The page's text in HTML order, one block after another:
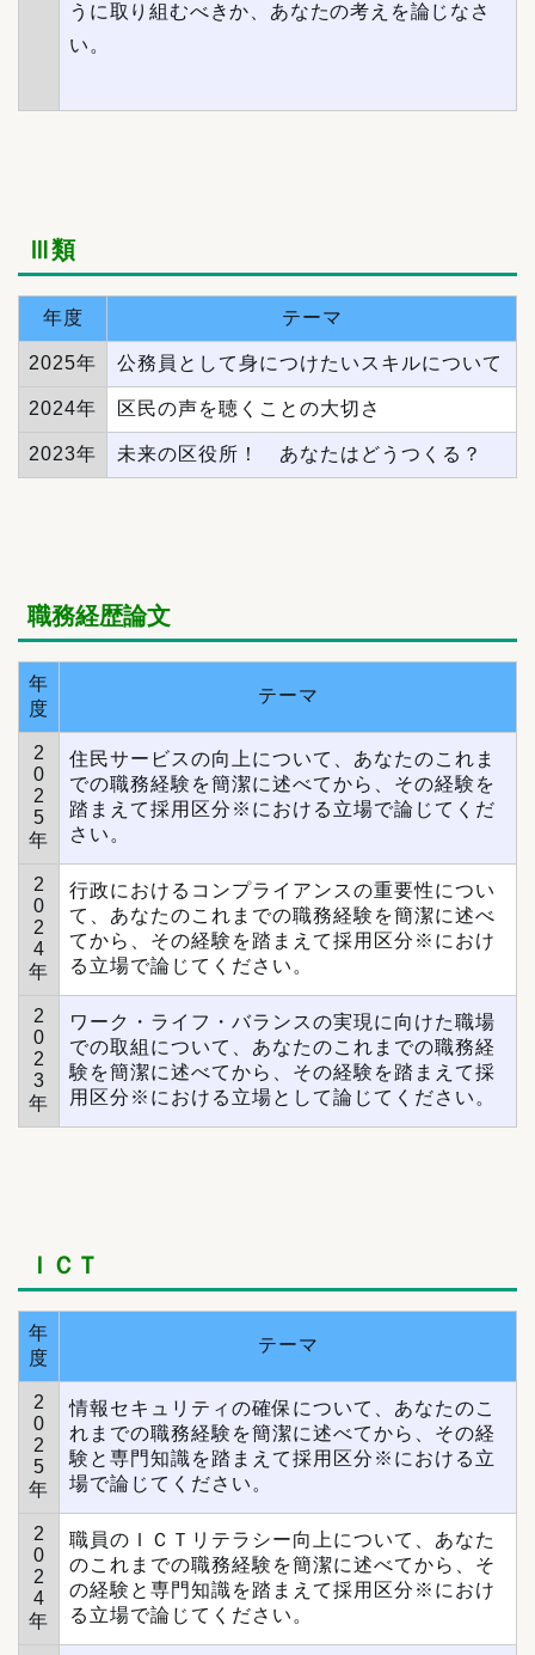
うに取り組むべきか、あなたの考えを論じなさ
い。
Ⅲ類
年度 テーマ
2025年 公務員として身につけたいスキルについて
2024年 区民の声を聴くことの大切さ
2023年 未来の区役所！ あなたはどうつくる？
職務経歴論文
年
度
テーマ
2
0
2
5
年
住民サービスの向上について、あなたのこれま
での職務経験を簡潔に述べてから、その経験を
踏まえて採用区分※における立場で論じてくだ
さい。
2
0
2
4
年
行政におけるコンプライアンスの重要性につい
て、あなたのこれまでの職務経験を簡潔に述べ
てから、その経験を踏まえて採用区分※におけ
る立場で論じてください。
2
0
2
3
年
ワーク・ライフ・バランスの実現に向けた職場
での取組について、あなたのこれまでの職務経
験を簡潔に述べてから、その経験を踏まえて採
用区分※における立場として論じてください。
ＩＣＴ
年
度
テーマ
2
0
2
5
年
情報セキュリティの確保について、あなたのこ
れまでの職務経験を簡潔に述べてから、その経
験と専門知識を踏まえて採用区分※における立
場で論じてください。
2
0
2
4
年
職員のＩＣＴリテラシー向上について、あなた
のこれまでの職務経験を簡潔に述べてから、そ
の経験と専門知識を踏まえて採用区分※におけ
る立場で論じてください。